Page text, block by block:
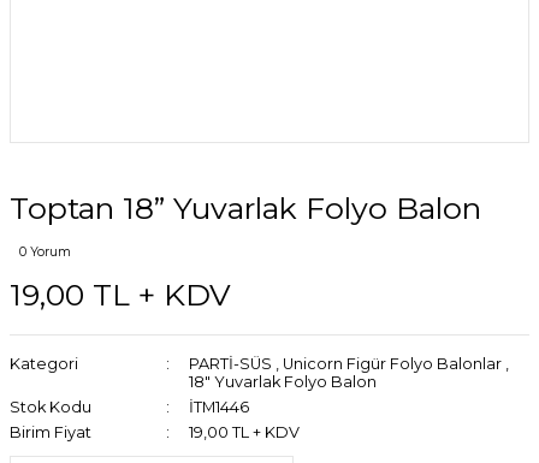
Toptan 18” Yuvarlak Folyo Balon
0 Yorum
19,00 TL + KDV
Kategori PARTİ-SÜS , Unicorn Figür Folyo Balonlar ,
18" Yuvarlak Folyo Balon
Stok Kodu
İTM1446
Birim Fiyat
19,00 TL + KDV